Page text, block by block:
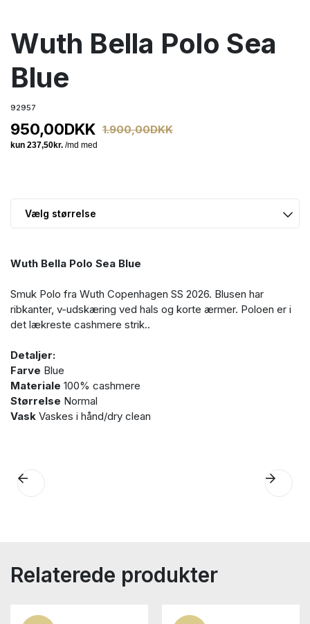
Wuth Bella Polo Sea
Blue
92957
950,00DKK 1.900,00DKK
Wuth Bella Polo Sea Blue
Smuk Polo fra Wuth Copenhagen SS 2026. Blusen har
ribkanter, v-udskæring ved hals og korte ærmer. Poloen er i
det lækreste cashmere strik..
Detaljer:
Farve Blue
Materiale 100% cashmere
Størrelse Normal
Vask Vaskes i hånd/dry clean
Relaterede produkter